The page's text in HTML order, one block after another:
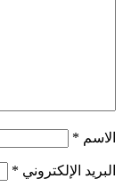
الاسم *
البريد الإلكتروني *